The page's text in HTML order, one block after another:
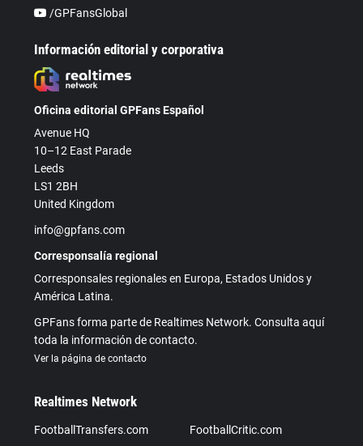
/GPFansGlobal
Información editorial y corporativa
Oficina editorial GPFans Español
Avenue HQ
10–12 East Parade
Leeds
LS1 2BH
United Kingdom
info@gpfans.com
Corresponsalía regional
Corresponsales regionales en Europa, Estados Unidos y
América Latina.
GPFans forma parte de Realtimes Network. Consulta aquí
toda la información de contacto.
Ver la página de contacto
Realtimes Network
FootballTransfers.com
FootballCritic.com